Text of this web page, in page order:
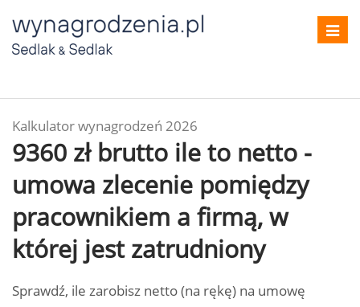
Kalkulator wynagrodzeń 2026
9360 zł brutto ile to netto -
umowa zlecenie pomiędzy
pracownikiem a firmą, w
której jest zatrudniony
Sprawdź, ile zarobisz netto (na rękę) na umowę